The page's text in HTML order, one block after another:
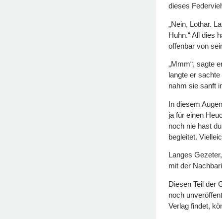
dieses
„Nein, Lothar.
Huhn.“ All dies
offenbar von
„Mmm“, sagte
langte er
nahm sie sanft
In diesem
ja für einen
noch nie hast
begleitet.
Langes
mit der
Diesen Teil der
noch
Verlag findet,